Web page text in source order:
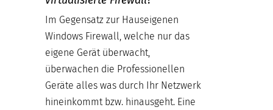
Im Gegensatz zur Hauseigenen
Windows Firewall, welche nur das
eigene Gerät überwacht,
überwachen die Professionellen
Geräte alles was durch Ihr Netzwerk
hineinkommt bzw. hinausgeht. Eine